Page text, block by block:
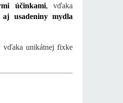
účinkami, vďaka
usadeniny mydla
vďaka unikátnej fixke